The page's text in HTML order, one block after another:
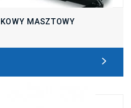
MASZTOWY